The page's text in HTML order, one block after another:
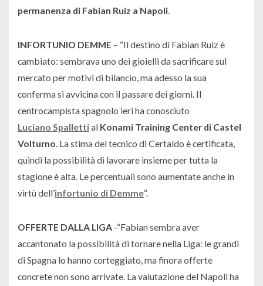
permanenza di Fabian Ruiz a Napoli
INFORTUNIO DEMME – “Il destino di Fabian Ruiz è
cambiato: sembrava uno dei gioielli da sacrificare sul
mercato per motivi di bilancio, ma adesso la sua
conferma si avvicina con il passare dei giorni. Il
centrocampista spagnolo ieri ha conosciuto
Luciano Spallettial Konami Training Center di Castel
Volturno . La stima del tecnico di Certaldo è certificata,
quindi la possibilità di lavorare insieme per tutta la
stagione è alta. Le percentuali sono aumentate anche in
virtù dell’infortunio di Demme“.
OFFERTE DALLA LIGA -“Fabian sembra aver
accantonato la possibilità di tornare nella Liga: le grandi
di Spagna lo hanno corteggiato, ma finora offerte
concrete non sono arrivate. La valutazione del Napoli ha